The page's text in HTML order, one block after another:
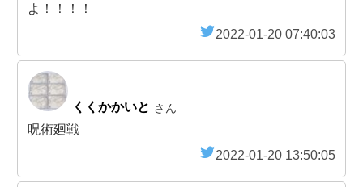
よ！！！！
2022-01-20 07:40:03
くくかかいと さん
呪術廻戦
2022-01-20 13:50:05